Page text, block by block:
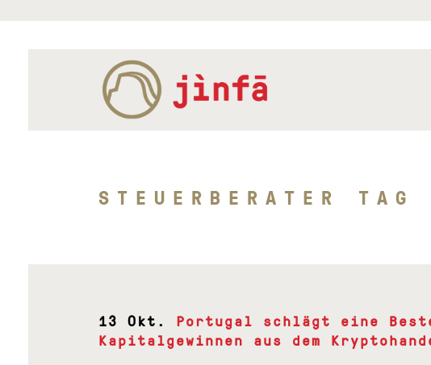
STEUERBERATER TAG
13 Okt.
Portugal schlägt eine
Kapitalgewinnen aus dem